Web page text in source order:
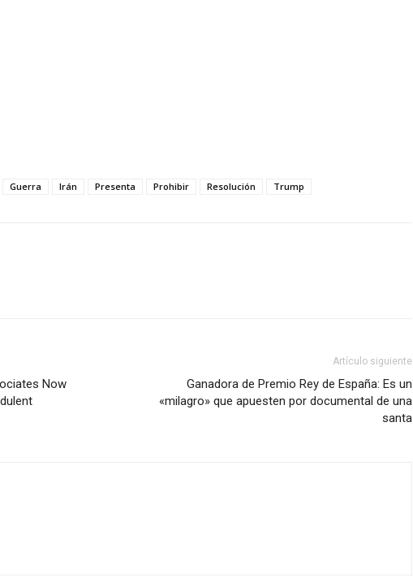
Guerra Irán Presenta Prohibir Resolución Trump
Now
Artículo siguiente
Ganadora de Premio Rey de España: Es un
«milagro» que apuesten por documental de una
santa